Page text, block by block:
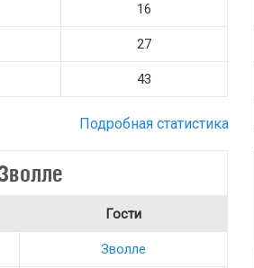
16
27
43
Подробная статистика
Гости
Зволле